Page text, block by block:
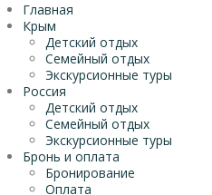
Главная
Крым
Детский отдых
Семейный отдых
Экскурсионные туры
Россия
Детский отдых
Семейный отдых
Экскурсионные туры
Бронь и оплата
Бронирование
Оплата